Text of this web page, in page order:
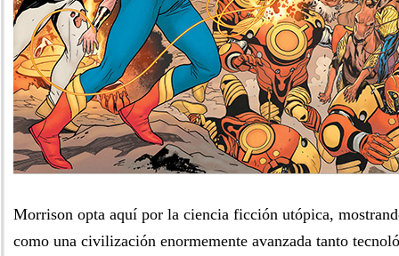
Morrison opta aquí por la ciencia ficción utópica,
como una civilización enormemente avanzada tanto